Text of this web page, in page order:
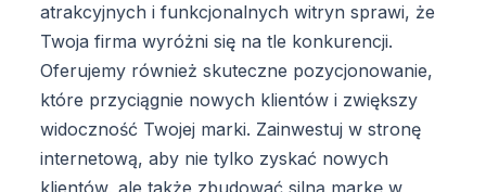
atrakcyjnych i funkcjonalnych witryn sprawi, że
Twoja firma wyróżni się na tle konkurencji.
Oferujemy również skuteczne pozycjonowanie,
które przyciągnie nowych klientów i zwiększy
widoczność Twojej marki. Zainwestuj w stronę
internetową, aby nie tylko zyskać nowych
klientów, ale także zbudować silną markę w